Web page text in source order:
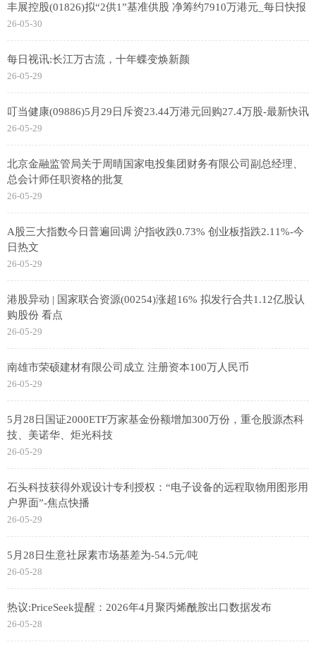
丰展控股(01826)拟“2供1”基准供股 净筹约7910万港元_每日快报
26-05-30
每日视讯:长江万古流，十年蝶变焕新颜
26-05-29
叮当健康(09886)5月29日斥资23.44万港元回购27.4万股-最新快讯
26-05-29
北京金融监管局关于周晴国家电投集团财务有限公司副总经理、
总会计师任职资格的批复
26-05-29
A股三大指数今日普遍回调 沪指收跌0.73% 创业板指跌2.11%-今
日热文
26-05-29
港股异动 | 国家联合资源(00254)涨超16% 拟发行合共1.12亿股认
购股份 看点
26-05-29
南雄市荣硕建材有限公司成立 注册资本100万人民币
26-05-29
5月28日国证2000ETF万家基金份额增加300万份，重仓股源杰科
技、美诺华、炬光科技
26-05-29
石头科技获得外观设计专利授权：“电子设备的远程取物用图形用
户界面”-焦点快播
26-05-29
5月28日生意社尿素市场基差为-54.5元/吨
26-05-28
热议:PriceSeek提醒：2026年4月聚丙烯酰胺出口数据发布
26-05-28